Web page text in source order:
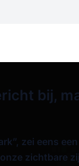
bij,
zei eens
zichtbare